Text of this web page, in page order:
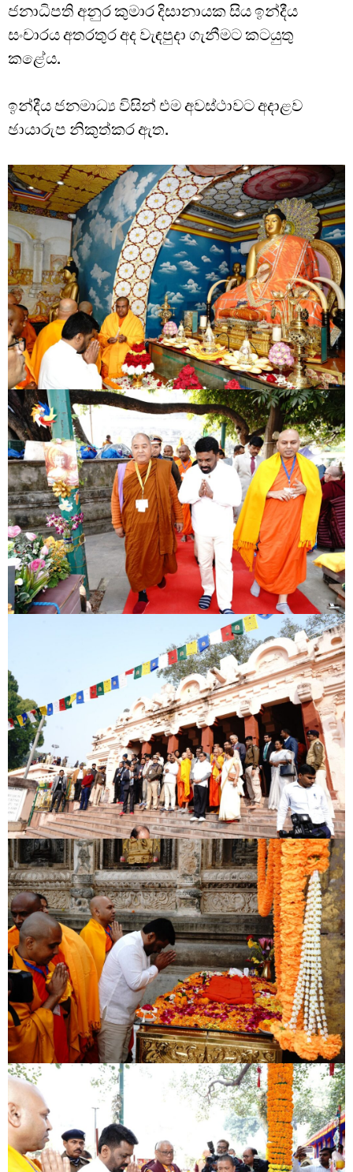
ජනාධිපති අනුර කුමාර දිසානායක සිය ඉන්දීය
සංචාරය අතරතුර අද වැඳපුදා ගැනීමට කටයුතු
කළේය.
ඉන්දීය ජනමාධ්‍ය විසින් එම අවස්ථාවට අදාළව
ඡායාරුප නිකුත්කර ඇත.